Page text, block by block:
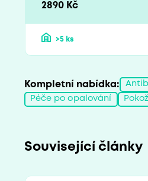
2890 Kč
>5 ks
Kompletní nabídka:
Péče po opalování
Související články